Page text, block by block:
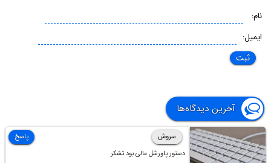
نام:
ایمیل:
آخرین دیدگاه‌ها
سروش
دستور پاورشل عالی بود تشکر
پاسخ